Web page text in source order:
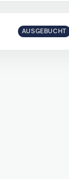
AUSGEBUCHT